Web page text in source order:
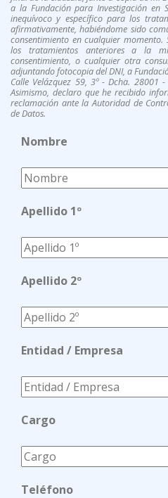
a la Fundación para Investigación en
inequívoco y específico para los
afirmativamente, habiéndome sido
consentimiento en cualquier
los tratamientos anteriores a la
consentimiento, o cualquier otra
adjuntando fotocopia del DNI, a
Calle Velázquez 59, 3º - Dcha. 28001
Asimismo, declaro que he recibido
reclamación ante la Autoridad de
de Datos.
Nombre
Apellido 1º
Apellido 2º
Entidad / Empresa
Cargo
Teléfono